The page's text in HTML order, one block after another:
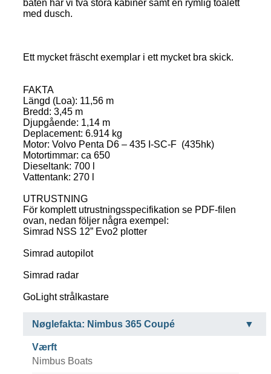
båten har vi två stora kabiner samt en rymlig toalett
med dusch.
Ett mycket fräscht exemplar i ett mycket bra skick.
FAKTA
Längd (Loa): 11,56 m
Bredd: 3,45 m
Djupgående: 1,14 m
Deplacement: 6.914 kg
Motor: Volvo Penta D6 – 435 I-SC-F (435hk)
Motortimmar: ca 650
Dieseltank: 700 l
Vattentank: 270 l
UTRUSTNING
För komplett utrustningsspecifikation se PDF-filen
ovan, nedan följer några exempel:
Simrad NSS 12” Evo2 plotter
Simrad autopilot
Simrad radar
GoLight strålkastare
Nøglefakta: Nimbus 365 Coupé
Værft
Nimbus Boats